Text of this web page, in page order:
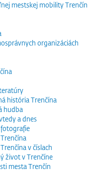
mestskej mobility Trenčín
organizáciách
história Trenčína
hudba
a dnes
v číslach
život v Trenčíne
mesta Trenčín